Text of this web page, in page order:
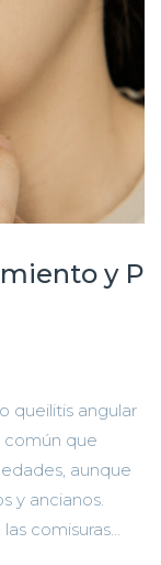
y P
queilitis angular
común que
aunque
y ancianos.
comisuras...